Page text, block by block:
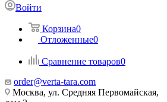
Войти
Корзина0
Отложенные0
Сравнение товаров0
order@verta-tara.com
Москва, ул. Средняя Первомайская,